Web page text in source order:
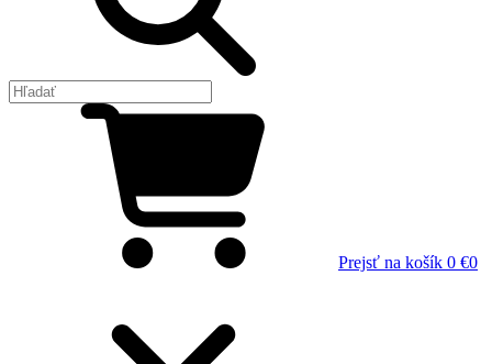
Prejsť na košík 0 €0